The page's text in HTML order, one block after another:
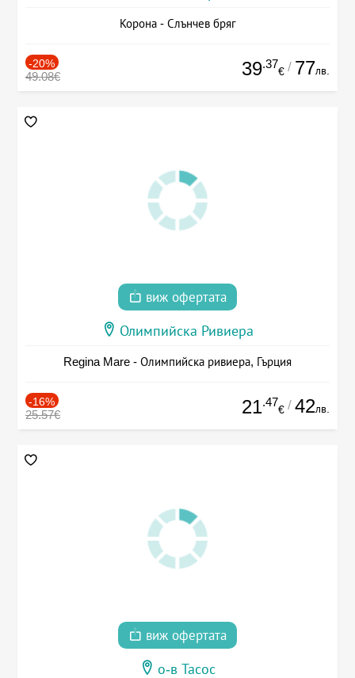
Корона - Слънчев бряг
-20%
49.08€ 39.37
€ / 77лв.
виж офертата
Олимпийска Ривиера
Regina Mare - Олимпийска ривиера, Гърция
-16%
25.57€ 21.47
€ / 42лв.
виж офертата
о-в Тасос